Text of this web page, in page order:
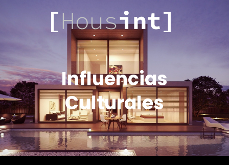
Influencias
Culturales